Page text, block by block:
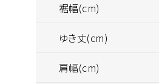
裾幅(cm)
ゆき丈(cm)
肩幅(cm)